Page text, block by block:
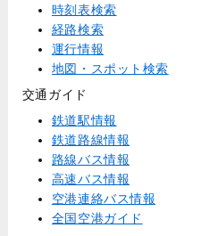
時刻表検索
経路検索
運行情報
地図・スポット検索
交通ガイド
鉄道駅情報
鉄道路線情報
路線バス情報
高速バス情報
空港連絡バス情報
全国空港ガイド